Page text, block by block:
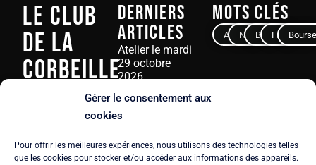
Gérer le consentement aux
cookies
Pour offrir les meilleures expériences, nous utilisons des technologies telles
que les cookies pour stocker et/ou accéder aux informations des appareils.
Le Club
de La
Corbeille
3, rue Ampère
Tél.+33 6 61 92
59 52
Derniers
articles
Atelier le mardi
29 octobre
2026
23 juin 2026
mardi 16 juin
2026
Mots clés
AvocatNotaireBanqueFinance